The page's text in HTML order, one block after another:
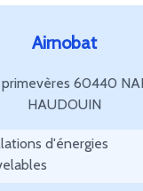
Airnobat
60440
HAUDOUIN
d'énergies